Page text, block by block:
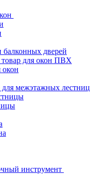
балконных дверей
для окон ПВХ
окон
межэтажных лестниц
инструмент